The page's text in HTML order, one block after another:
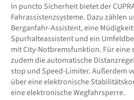
In puncto Sicherheit bietet der
Fahrassistenzsysteme. Dazu zählen
Berganfahr-Assistent, eine
Spurhalteassistent und ein
mit City-Notbremsfunktion. Für eine
zudem die automatische
stop und Speed-Limiter. Außerdem
über eine elektronische
eine elektronische Wegfahrsperre.